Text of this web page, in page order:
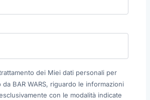
dei Miei dati personali per
BAR WARS, riguardo le informazioni
con le modalità indicate